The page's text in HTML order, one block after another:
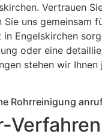
Vertrauen
Sie uns gemeinsam
Engelskirchen
oder eine
stehen wir
Rohrreinigung
Verfahren